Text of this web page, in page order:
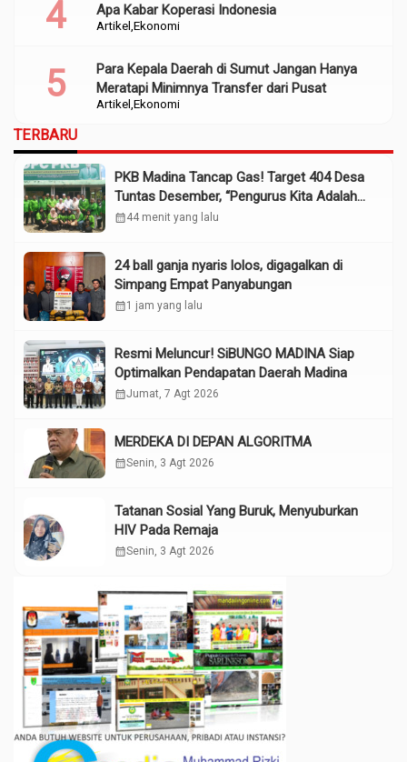
Artikel Ekonomi
Apa Kabar Koperasi Indonesia
Artikel Ekonomi
Para Kepala Daerah di Sumut Jangan Hanya
Meratapi Minimnya Transfer dari Pusat
TERBARU
PKB Madina Tancap Gas! Target 404 Desa
Tuntas Desember, “Pengurus Kita Adalah
Tokoh”
calendar_month44 menit yang lalu
24 ball ganja nyaris lolos, digagalkan di
Simpang Empat Panyabungan
calendar_month1 jam yang lalu
Resmi Meluncur! SiBUNGO MADINA Siap
Optimalkan Pendapatan Daerah Madina
calendar_monthJumat, 7 Agt 2026
MERDEKA DI DEPAN ALGORITMA
calendar_monthSenin, 3 Agt 2026
Tatanan Sosial Yang Buruk, Menyuburkan
HIV Pada Remaja
calendar_monthSenin, 3 Agt 2026